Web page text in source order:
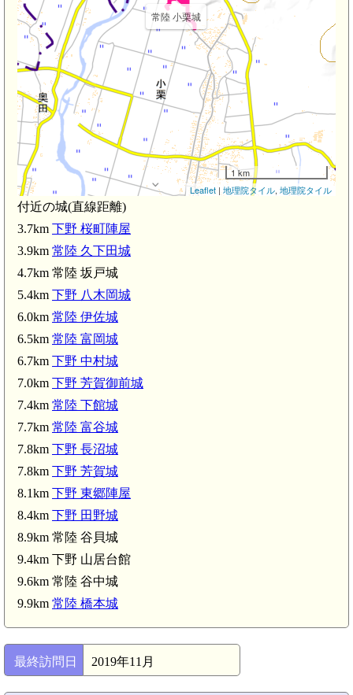
常陸 小栗城
1 km
Leaflet | 地理院タイル, 地理院タイル
付近の城(直線距離)
3.7km 下野 桜町陣屋
3.9km 常陸 久下田城
4.7km 常陸 坂戸城
5.4km 下野 八木岡城
6.0km 常陸 伊佐城
6.5km 常陸 富岡城
6.7km 下野 中村城
7.0km 下野 芳賀御前城
7.4km 常陸 下館城
7.7km 常陸 富谷城
7.8km 下野 長沼城
7.8km 下野 芳賀城
8.1km 下野 東郷陣屋
8.4km 下野 田野城
8.9km 常陸 谷貝城
9.4km 下野 山居台館
9.6km 常陸 谷中城
9.9km 常陸 橋本城
最終訪問日 2019年11月